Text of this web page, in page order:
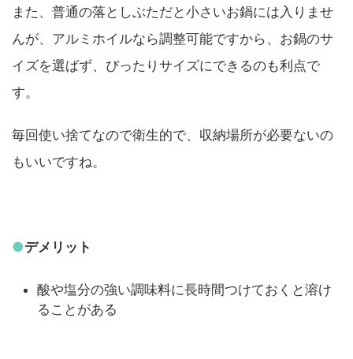
また、普通の落としぶただと小さいお鍋には入りませ
んが、アルミホイルなら調整可能ですから、お鍋のサ
イズを選ばず、ぴったりサイズにできるのも利点で
す。
毎回使い捨てなので衛生的で、収納場所が必要ないの
もいいですね。
●デメリット
酸や塩分の強い調味料に長時間つけておくと溶け
ることがある